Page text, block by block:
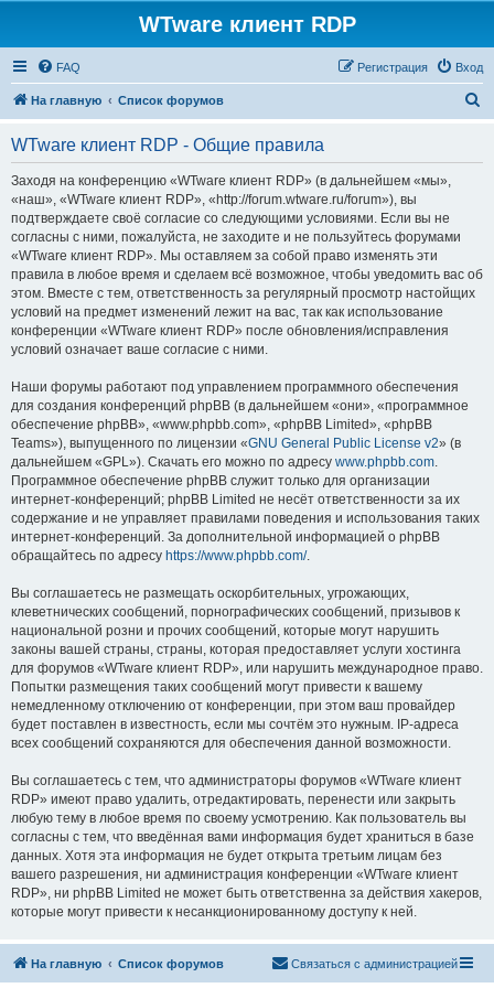
WTware клиент RDP
FAQ Вход
Регистрация
На главную Список форумов
WTware клиент RDP - Общие правила
Заходя на конференцию «WTware клиент RDP» (в дальнейшем «мы»,
«наш», «WTware клиент RDP», «http://forum.wtware.ru/forum»), вы
подтверждаете своё согласие со следующими условиями. Если вы не
согласны с ними, пожалуйста, не заходите и не пользуйтесь форумами
«WTware клиент RDP». Мы оставляем за собой право изменять эти
правила в любое время и сделаем всё возможное, чтобы уведомить вас об
этом. Вместе с тем, ответственность за регулярный просмотр настойщих
условий на предмет изменений лежит на вас, так как использование
конференции «WTware клиент RDP» после обновления/исправления
условий означает ваше согласие с ними.
Наши форумы работают под управлением программного обеспечения
для создания конференций phpBB (в дальнейшем «они», «программное
обеспечение phpBB», «www.phpbb.com», «phpBB Limited», «phpBB
Teams»), выпущенного по лицензии «GNU General Public License v2» (в
дальнейшем «GPL»). Скачать его можно по адресу www.phpbb.com.
Программное обеспечение phpBB служит только для организации
интернет-конференций; phpBB Limited не несёт ответственности за их
содержание и не управляет правилами поведения и использования таких
интернет-конференций. За дополнительной информацией о phpBB
обращайтесь по адресу https://www.phpbb.com/.
Вы соглашаетесь не размещать оскорбительных, угрожающих,
клеветнических сообщений, порнографических сообщений, призывов к
национальной розни и прочих сообщений, которые могут нарушить
законы вашей страны, страны, которая предоставляет услуги хостинга
для форумов «WTware клиент RDP», или нарушить международное право.
Попытки размещения таких сообщений могут привести к вашему
немедленному отключению от конференции, при этом ваш провайдер
будет поставлен в известность, если мы сочтём это нужным. IP-адреса
всех сообщений сохраняются для обеспечения данной возможности.
Вы соглашаетесь с тем, что администраторы форумов «WTware клиент
RDP» имеют право удалить, отредактировать, перенести или закрыть
любую тему в любое время по своему усмотрению. Как пользователь вы
согласны с тем, что введённая вами информация будет храниться в базе
данных. Хотя эта информация не будет открыта третьим лицам без
вашего разрешения, ни администрация конференции «WTware клиент
RDP», ни phpBB Limited не может быть ответственна за действия хакеров,
которые могут привести к несанкционированному доступу к ней.
На главную Список форумов Связаться с администрацией